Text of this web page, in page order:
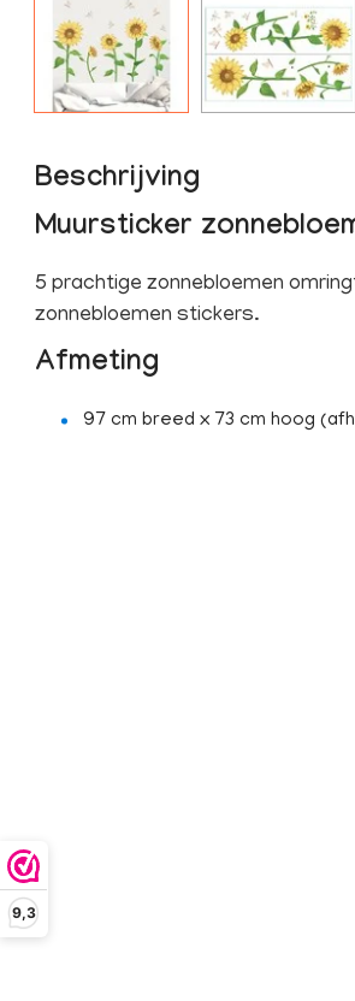
9,3
Beschrijving
Muursticker
5 prachtige zonnebloemen
zonnebloemen stickers.
Afmeting
97 cm breed x 73 cm hoog